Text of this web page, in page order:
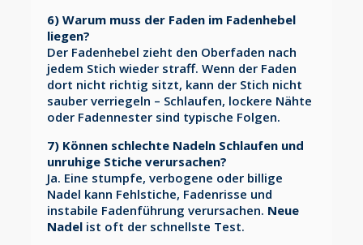
6) Warum muss der Faden im Fadenhebel
liegen?
Der Fadenhebel zieht den Oberfaden nach
jedem Stich wieder straff. Wenn der Faden
dort nicht richtig sitzt, kann der Stich nicht
sauber verriegeln – Schlaufen, lockere Nähte
oder Fadennester sind typische Folgen.
7) Können schlechte Nadeln Schlaufen und
unruhige Stiche verursachen?
Ja. Eine stumpfe, verbogene oder billige
Nadel kann Fehlstiche, Fadenrisse und
instabile Fadenführung verursachen. Neue
Nadel ist oft der schnellste Test.